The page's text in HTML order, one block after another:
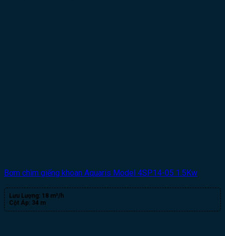
Bơm chìm giếng khoan Aquaris Model 4SP14-05 1.5Kw
Lưu Lượng: 18 m³/h
Cột Áp: 34 m